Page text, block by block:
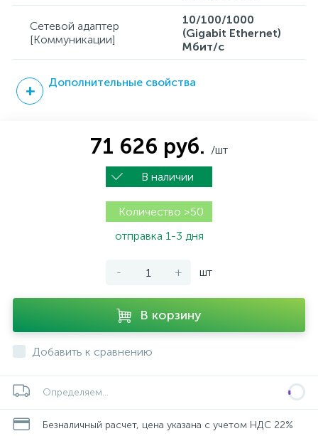
Сетевой адаптер
[Коммуникации]
10/100/1000
(Gigabit Ethernet)
Мбит/с
Дополнительные свойства
71 626 руб. /шт
В наличии
Количество >50
отправка 1-3 дня
- + шт
В корзину
Добавить к сравнению
Определяем...
Безналичный расчет, цена указана с учетом НДС 22%